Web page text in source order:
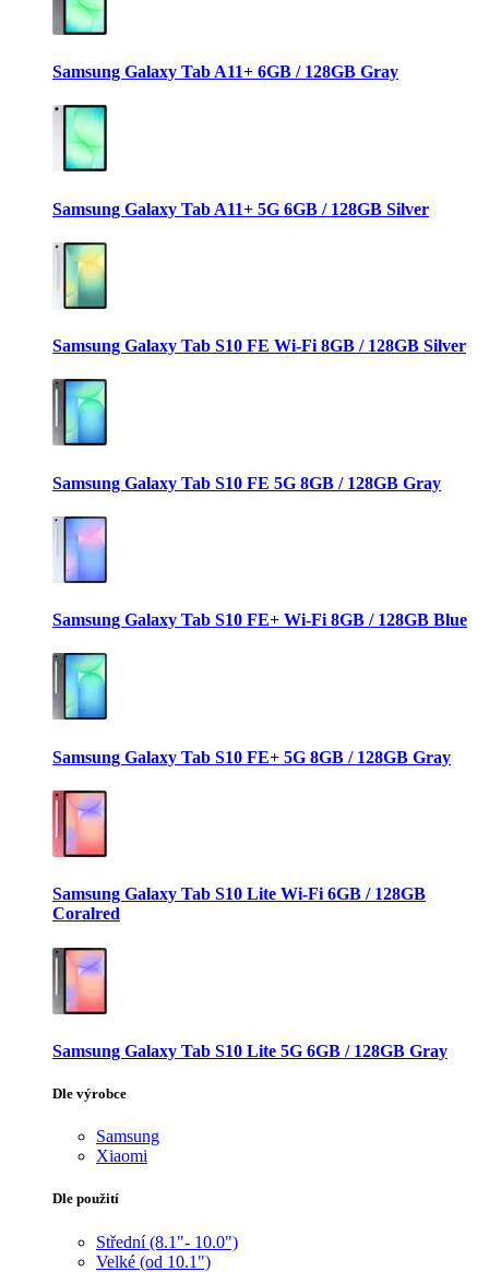
Samsung Galaxy Tab A11+ 6GB / 128GB Gray
Samsung Galaxy Tab A11+ 5G 6GB / 128GB Silver
Samsung Galaxy Tab S10 FE Wi-Fi 8GB / 128GB Silver
Samsung Galaxy Tab S10 FE 5G 8GB / 128GB Gray
Samsung Galaxy Tab S10 FE+ Wi-Fi 8GB / 128GB Blue
Samsung Galaxy Tab S10 FE+ 5G 8GB / 128GB Gray
Samsung Galaxy Tab S10 Lite Wi-Fi 6GB / 128GB
Coralred
Samsung Galaxy Tab S10 Lite 5G 6GB / 128GB Gray
Dle výrobce
Samsung
Xiaomi
Dle použití
Střední (8.1"- 10.0")
Velké (od 10.1")